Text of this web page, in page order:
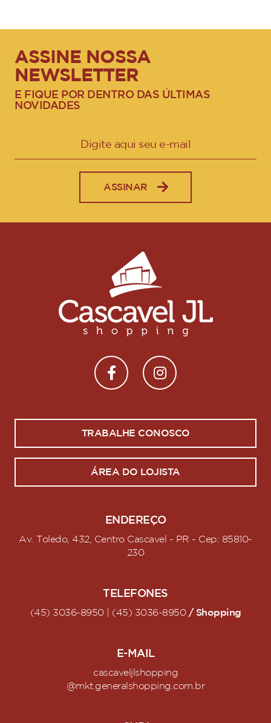
ASSINE NOSSA
NEWSLETTER
E FIQUE POR DENTRO DAS ÚLTIMAS
NOVIDADES
ASSINAR
TRABALHE CONOSCO
ÁREA DO LOJISTA
ENDEREÇO
Av. Toledo, 432, Centro Cascavel - PR - Cep: 85810-
230
TELEFONES
(45) 3036-8950 | (45) 3036-8950/ Shopping
E-MAIL
cascaveljlshopping
@mkt.generalshopping.com.br